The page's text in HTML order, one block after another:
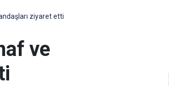
ziyaret etti
ve